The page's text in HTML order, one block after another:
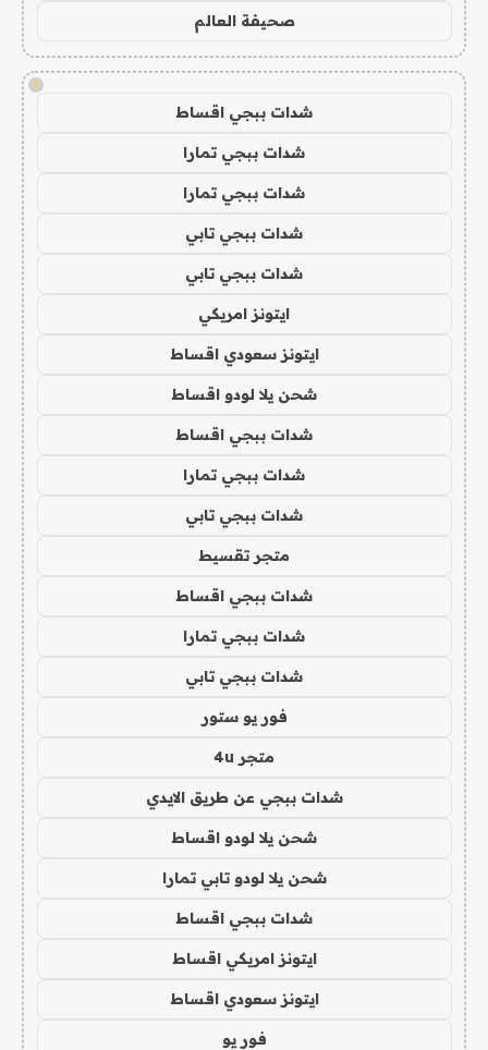
صحيفة العالم
!
شدات ببجي اقساط
شدات ببجي تمارا
شدات ببجي تمارا
شدات ببجي تابي
شدات ببجي تابي
ايتونز امريكي
ايتونز سعودي اقساط
شحن يلا لودو اقساط
شدات ببجي اقساط
شدات ببجي تمارا
شدات ببجي تابي
متجر تقسيط
شدات ببجي اقساط
شدات ببجي تمارا
شدات ببجي تابي
فور يو ستور
متجر 4u
شدات ببجي عن طريق الايدي
شحن يلا لودو اقساط
شحن يلا لودو تابي تمارا
شدات ببجي اقساط
ايتونز امريكي اقساط
ايتونز سعودي اقساط
فور يو